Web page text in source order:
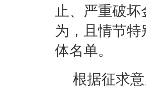
止、严重破
为，且情节
体名单。
根据征求